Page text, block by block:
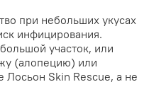
при небольших укусах
инфицирования.
участок, или
(алопецию) или
Лосьон Skin Rescue, а не